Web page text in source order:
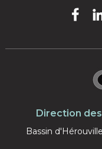
Direction
Bassin